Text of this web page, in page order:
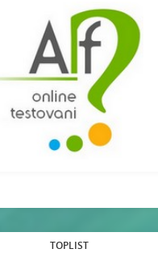
TOPLIST